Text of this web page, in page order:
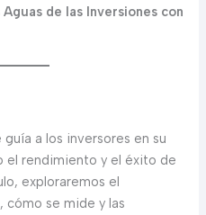
de las Inversiones con
a los inversores en su
el rendimiento y el éxito de
exploraremos el
cómo se mide y las